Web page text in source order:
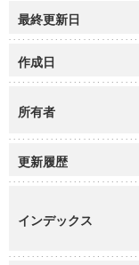
最終更新日
作成日
所有者
更新履歴
インデックス